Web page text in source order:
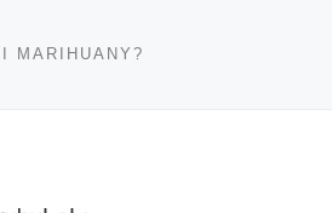
MARIHUANY?